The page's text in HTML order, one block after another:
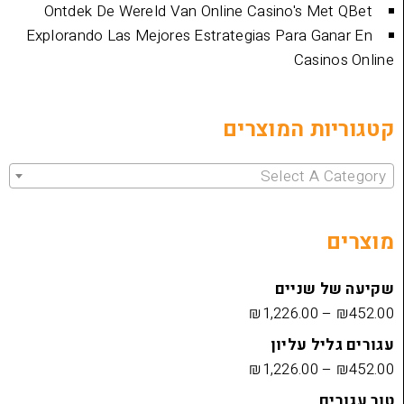
Ontdek De Wereld Van Online Casino's
Explorando Las Mejores Estrategias Para
המוצרים
Select
₪1,226.00
עליון
₪1,226.00